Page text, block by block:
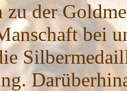
zu der
bei